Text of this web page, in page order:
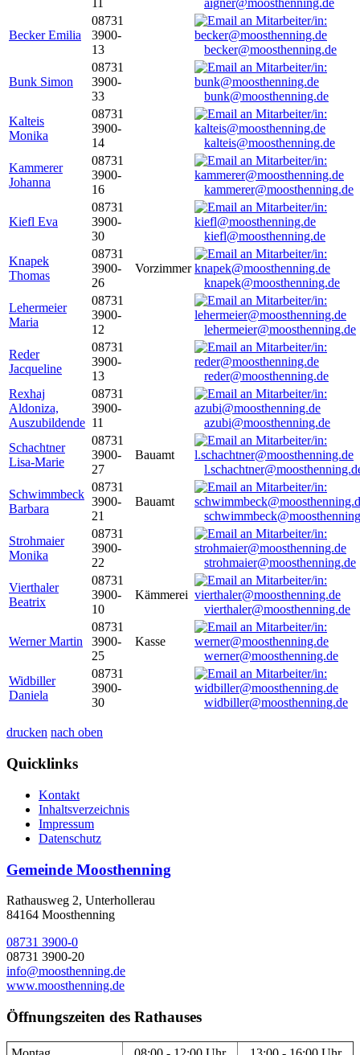
aigner@moosthenning.de
Becker Emilia
08731
3900-
13
becker@moosthenning.de
Bunk Simon
08731
3900-
33
bunk@moosthenning.de
Kalteis
Monika
08731
3900-
14
kalteis@moosthenning.de
Kammerer
Johanna
08731
3900-
16
kammerer@moosthenning.de
Kiefl Eva
08731
3900-
30
kiefl@moosthenning.de
Knapek
Thomas
08731
3900-
26
Vorzimmer
knapek@moosthenning.de
Lehermeier
Maria
08731
3900-
12
lehermeier@moosthenning.de
Reder
Jacqueline
08731
3900-
13
reder@moosthenning.de
Rexhaj
Aldoniza,
Auszubildende
08731
3900-
11
azubi@moosthenning.de
Schachtner
Lisa-Marie
08731
3900-
27
Bauamt
Schwimmbeck
Barbara
08731
3900-
21
Bauamt
Strohmaier
Monika
08731
3900-
22
strohmaier@moosthenning.de
Vierthaler
Beatrix
08731
3900-
10
Kämmerei
vierthaler@moosthenning.de
Werner Martin
08731
3900-
25
Kasse
werner@moosthenning.de
Widbiller
Daniela
08731
3900-
30
widbiller@moosthenning.de
drucken nach oben
Quicklinks
Kontakt
Inhaltsverzeichnis
Impressum
Datenschutz
Gemeinde Moosthenning
Rathausweg 2, Unterhollerau
84164 Moosthenning
08731 3900-0
08731 3900-20
info@moosthenning.de
www.moosthenning.de
Öffnungszeiten des Rathauses